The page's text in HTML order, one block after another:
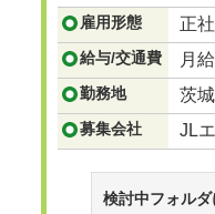
雇用形態 正
給与/交通費 月
勤務地 茨
募集会社 JL
検討中フォルダ